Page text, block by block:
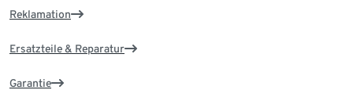
Reklamation
Ersatzteile & Reparatur
Garantie